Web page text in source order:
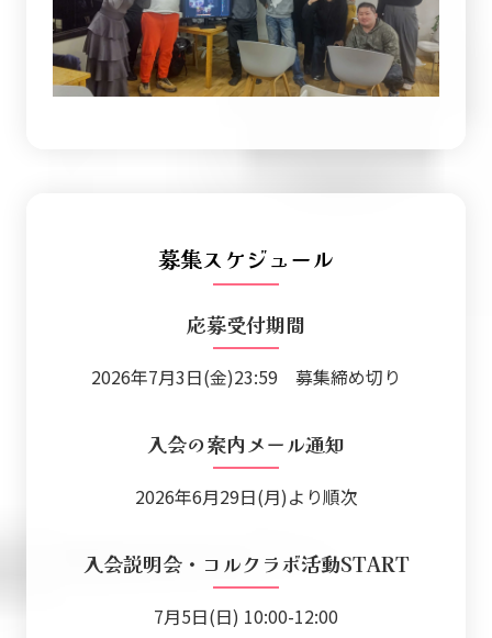
募集スケジュール
応募受付期間
2026年7月3日(金)23:59 募集締め切り
入会の案内メール通知
2026年6月29日(月)より順次
入会説明会・コルクラボ活動START
7月5日(日) 10:00-12:00